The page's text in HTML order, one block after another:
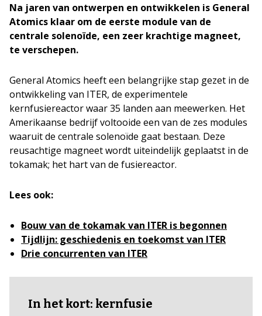
Na jaren van ontwerpen en ontwikkelen is General
Atomics klaar om de eerste module van de
centrale solenoïde, een zeer krachtige magneet,
te verschepen.
General Atomics heeft een belangrijke stap gezet in de
ontwikkeling van ITER, de experimentele
kernfusiereactor waar 35 landen aan meewerken. Het
Amerikaanse bedrijf voltooide een van de zes modules
waaruit de centrale solenoïde gaat bestaan. Deze
reusachtige magneet wordt uiteindelijk geplaatst in de
tokamak; het hart van de fusiereactor.
Lees ook:
Bouw van de tokamak van ITER is begonnen
Tijdlijn: geschiedenis en toekomst van ITER
Drie concurrenten van ITER
In het kort: kernfusie